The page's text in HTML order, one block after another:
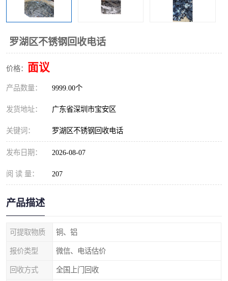
罗湖区不锈钢回收电话
价格： 面议
产品数量： 9999.00个
发货地址： 广东省深圳市宝安区
关键词： 罗湖区不锈钢回收电话
发布日期： 2026-08-07
阅 读 量： 207
产品描述
可提取物质 铜、铝
报价类型 微信、电话估价
回收方式 全国上门回收